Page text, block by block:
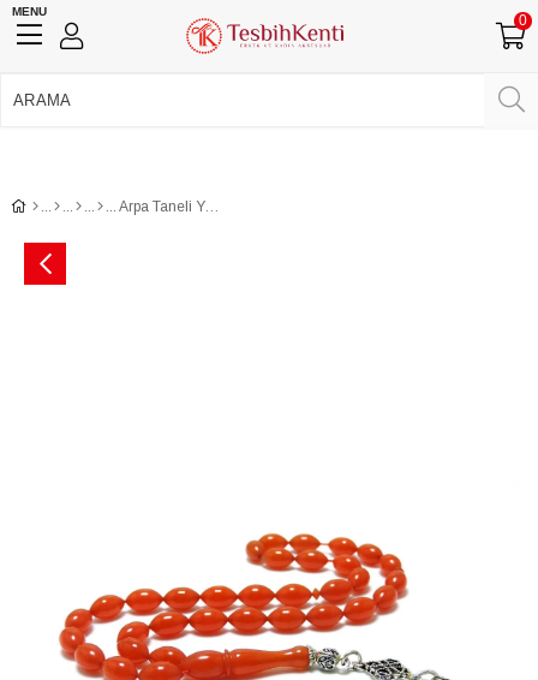
MENU
0
Arpa Taneli Yumuşak Çekimli Sıkma Kehribar